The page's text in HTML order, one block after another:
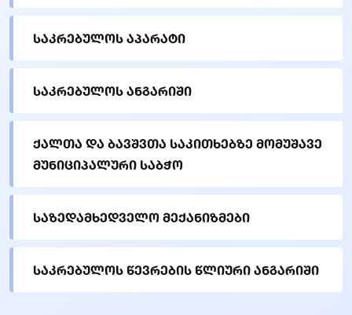
საკრებულოს აპარატი
საკრებულოს ანგარიში
ქალთა და ბავშვთა საკითხებზე მომუშავე
მუნიციპალური საბჭო
საზედამხედველო მექანიზმები
საკრებულოს წევრების წლიური ანგარიში